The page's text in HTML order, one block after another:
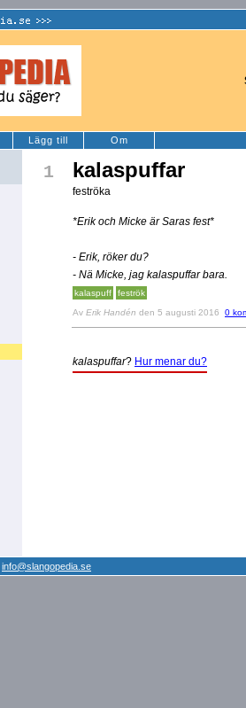
Lägg till Om
1 kalaspuffar
feströka
*Erik och Micke är Saras fest*
- Erik, röker du?
- Nä Micke, jag kalaspuffar bara.
kalaspuff feströk
Av Erik Handén den 5 augusti 2016 0
kalaspuffar? Hur menar du?
info@slangopedia.se